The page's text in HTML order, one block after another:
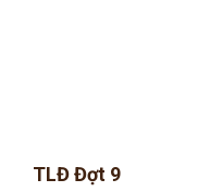
TLĐ Đợt 9